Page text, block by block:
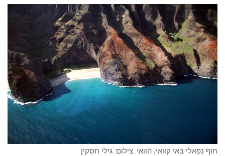
חוף נפאלי באי קוואי, הוואי. צילום: גילי חסקין